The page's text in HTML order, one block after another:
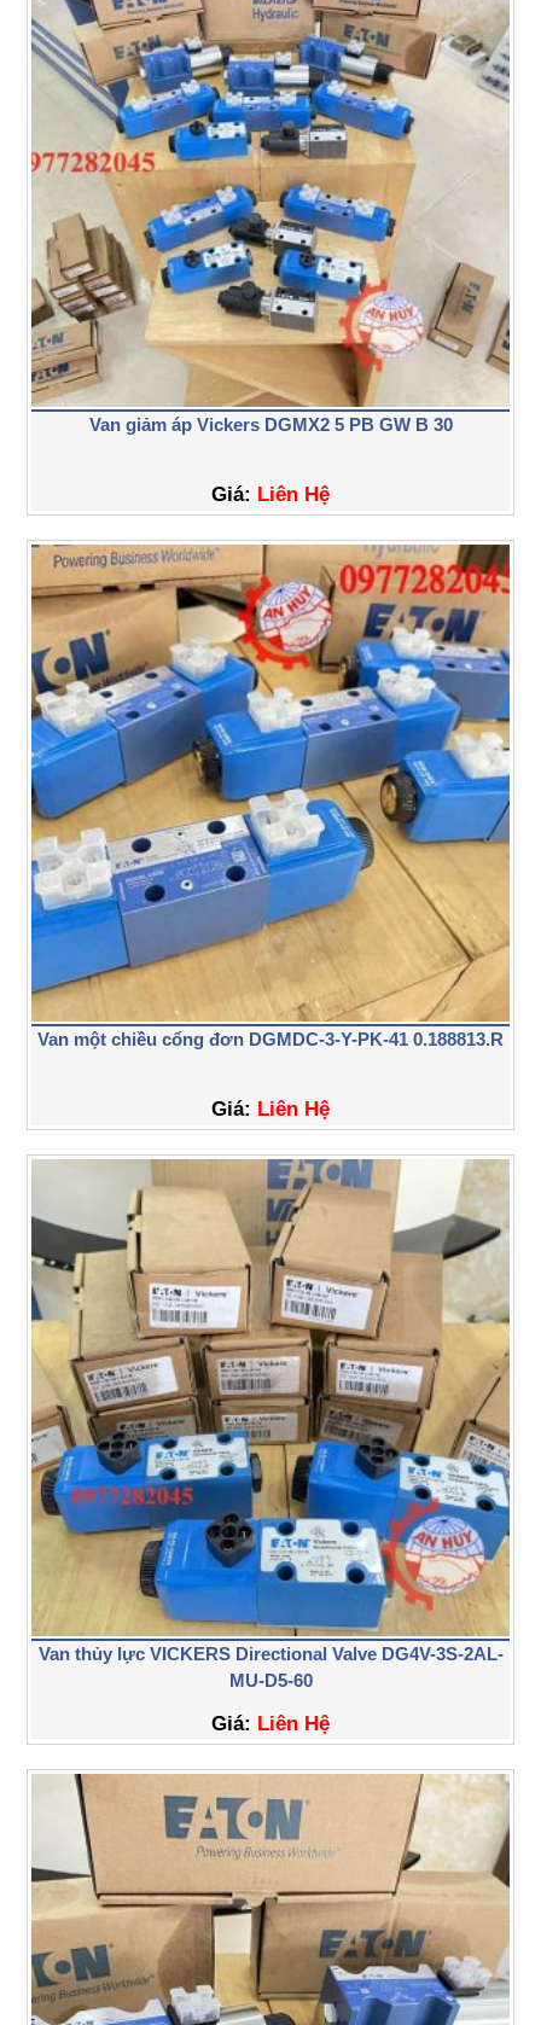
Van giảm áp Vickers DGMX2 5 PB GW B 30
Giá: Liên Hệ
Van một chiều cổng đơn DGMDC-3-Y-PK-41 0.188813.R
Giá: Liên Hệ
Van thủy lực VICKERS Directional Valve DG4V-3S-2AL-
MU-D5-60
Giá: Liên Hệ